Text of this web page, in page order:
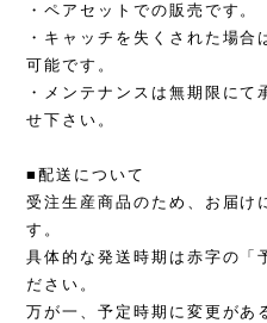
・ペアセットでの販売です。
・キャッチを失くされた場合
可能です。
・メンテナンスは無期限に
せ下さい。
■配送について
受注生産商品のため、お届け
す。
具体的な発送時期は赤字の
ださい。
万が一、予定時期に変更があ